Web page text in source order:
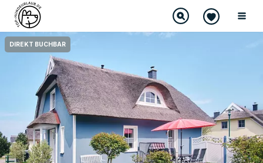
DIREKT BUCHBAR